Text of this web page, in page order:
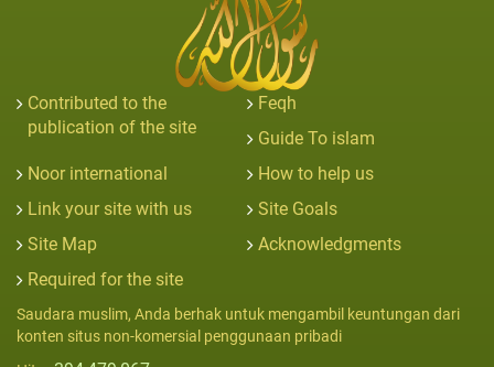
Contributed to the
publication of the site
Feqh
Guide To islam
Noor international
How to help us
Link your site with us
Site Goals
Site Map
Acknowledgments
Required for the site
Saudara muslim, Anda berhak untuk mengambil keuntungan dari
konten situs non-komersial penggunaan pribadi